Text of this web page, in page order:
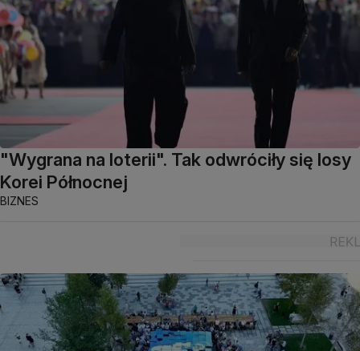
"Wygrana na loterii". Tak odwróciły się losy
Korei Północnej
BIZNES